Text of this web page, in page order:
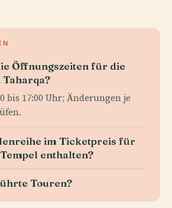
Öffnungszeiten für die
Taharqa?
bis 17:00 Uhr; Änderungen je
im Ticketpreis für
enthalten?
Touren?